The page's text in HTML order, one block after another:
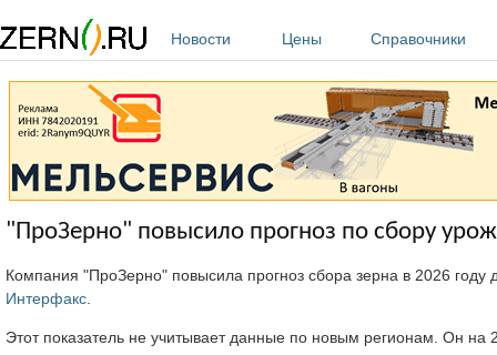
Новости
Цены Справочники
"ПроЗерно" повысило прогноз по сбору
Компания "ПроЗерно" повысила прогноз сбора зерна в 2026
Интерфакс
Этот показатель не учитывает данные по новым регионам. Он